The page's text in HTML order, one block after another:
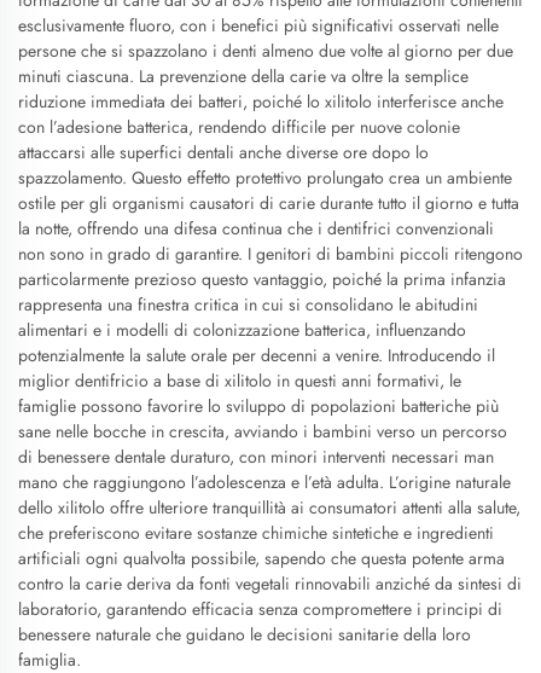
esclusivamente fluoro, con i benefici più significativi osservati nelle
persone che si spazzolano i denti almeno due volte al giorno per due
minuti ciascuna. La prevenzione della carie va oltre la semplice
riduzione immediata dei batteri, poiché lo xilitolo interferisce anche
con l’adesione batterica, rendendo difficile per nuove colonie
attaccarsi alle superfici dentali anche diverse ore dopo lo
spazzolamento. Questo effetto protettivo prolungato crea un ambiente
ostile per gli organismi causatori di carie durante tutto il giorno e tutta
la notte, offrendo una difesa continua che i dentifrici convenzionali
non sono in grado di garantire. I genitori di bambini piccoli ritengono
particolarmente prezioso questo vantaggio, poiché la prima infanzia
rappresenta una finestra critica in cui si consolidano le abitudini
alimentari e i modelli di colonizzazione batterica, influenzando
potenzialmente la salute orale per decenni a venire. Introducendo il
miglior dentifricio a base di xilitolo in questi anni formativi, le
famiglie possono favorire lo sviluppo di popolazioni batteriche più
sane nelle bocche in crescita, avviando i bambini verso un percorso
di benessere dentale duraturo, con minori interventi necessari man
mano che raggiungono l’adolescenza e l’età adulta. L’origine naturale
dello xilitolo offre ulteriore tranquillità ai consumatori attenti alla salute,
che preferiscono evitare sostanze chimiche sintetiche e ingredienti
artificiali ogni qualvolta possibile, sapendo che questa potente arma
contro la carie deriva da fonti vegetali rinnovabili anziché da sintesi di
laboratorio, garantendo efficacia senza compromettere i principi di
benessere naturale che guidano le decisioni sanitarie della loro
famiglia.